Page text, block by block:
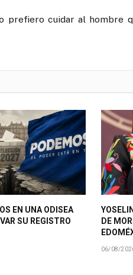
prefiero cuidar al hombre
EN UNA ODISEA
SU REGISTRO
DE
06/08/